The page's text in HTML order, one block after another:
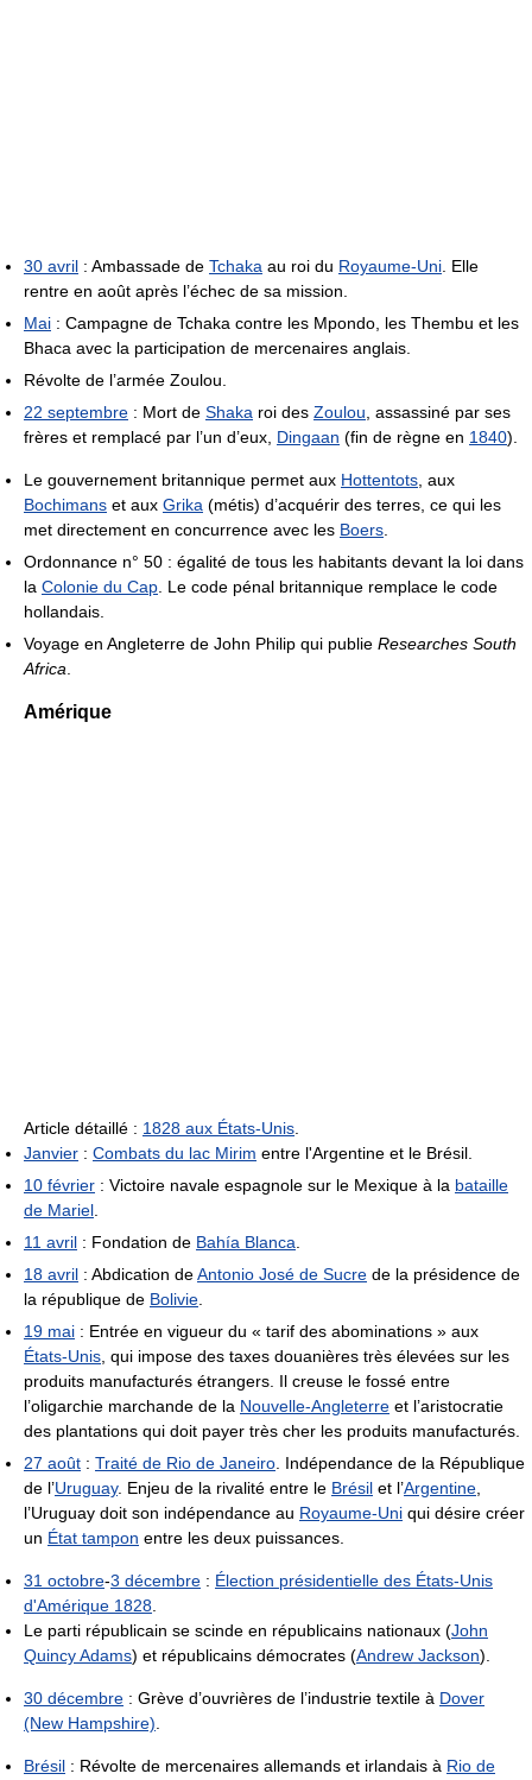
30 avril : Ambassade de Tchaka au roi du Royaume-Uni . Elle
rentre en août après l’échec de sa mission.
Mai : Campagne de Tchaka contre les Mpondo, les Thembu et les
Bhaca avec la participation de mercenaires anglais.
Révolte de l’armée Zoulou.
22 septembre : Mort de Shaka roi des Zoulou , assassiné par ses
frères et remplacé par l’un d’eux, Dingaan (fin de règne en 1840).
Le gouvernement britannique permet aux Hottentots , aux
Bochimans et aux Grika (métis) d’acquérir des terres, ce qui les
met directement en concurrence avec les Boers
Ordonnance n° 50 : égalité de tous les habitants devant la loi dans
la Colonie du Cap . Le code pénal britannique remplace le code
hollandais.
Voyage en Angleterre de John Philip qui publie Researches South
Africa
Amérique
Article détaillé : 1828 aux États-Unis
Janvier : Combats du lac Mirim entre l'Argentine et le Brésil.
10 février : Victoire navale espagnole sur le Mexique à la bataille
de Mariel
11 avril : Fondation de Bahía Blanca
18 avril : Abdication deAntonio José de Sucre de la présidence de
la république de Bolivie
19 mai : Entrée en vigueur du « tarif des abominations » aux
États-Unis , qui impose des taxes douanières très élevées sur les
produits manufacturés étrangers. Il creuse le fossé entre
l’oligarchie marchande de la Nouvelle-Angleterre et l’aristocratie
des plantations qui doit payer très cher les produits manufacturés.
27 août : Traité de Rio de Janeiro . Indépendance de la République
de l’Uruguay. Enjeu de la rivalité entre le Brésil et l’Argentine
l’Uruguay doit son indépendance au Royaume-Uni qui désire créer
un État tampon entre les deux puissances.
31 octobre-3 décembre : Élection présidentielle des États-Unis
d'Amérique 1828
Le parti républicain se scinde en républicains nationaux (John
Quincy Adams) et républicains démocrates (Andrew Jackson).
30 décembre : Grève d’ouvrières de l’industrie textile à Dover
(New Hampshire)
Brésil : Révolte de mercenaires allemands et irlandais à Rio de